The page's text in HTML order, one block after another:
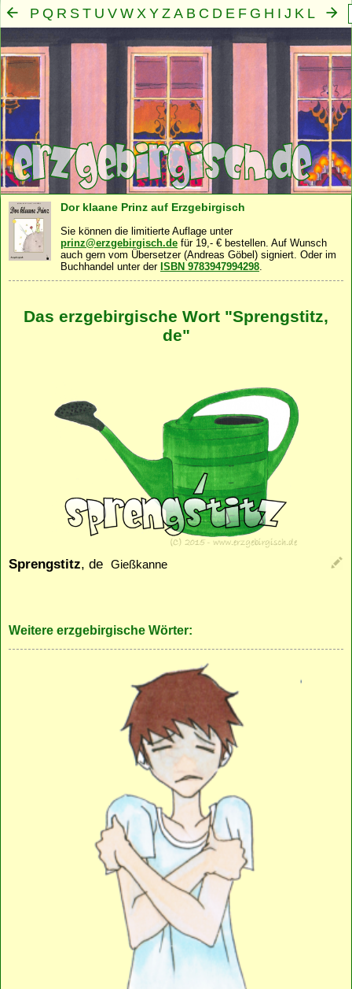
P Q R S T U V W X Y Z A B C D E F G H I J K L
Mensch
Seele Geist·Familie Gemeinschaft·
Dor klaane Prinz auf Erzgebirgisch
Sie können die limitierte Auflage unter
prinz@erzgebirgisch.de für 19,- € bestellen. Auf Wunsch
auch gern vom Übersetzer (Andreas Göbel) signiert. Oder im
Buchhandel unter der ISBN 9783947994298.
Das erzgebirgische Wort "Sprengstitz,
de"
Sprengstitz, de Gießkanne
Weitere erzgebirgische Wörter: